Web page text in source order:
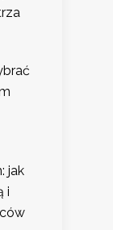
jak
i